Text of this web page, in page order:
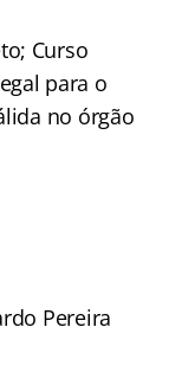
Curso
para o
no órgão
Pereira